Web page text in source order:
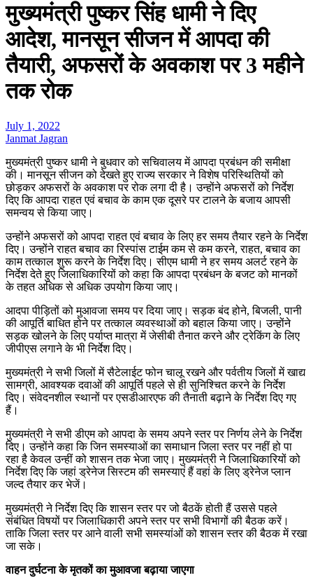
मुख्यमंत्री पुष्कर सिंह धामी ने दिए
आदेश, मानसून सीजन में आपदा की
तैयारी, अफसरों के अवकाश पर 3 महीने
तक रोक
July 1, 2022
Janmat Jagran
मुख्यमंत्री पुष्कर धामी ने बुधवार को सचिवालय में आपदा प्रबंधन की समीक्षा
की। मानसून सीजन को देखते हुए राज्य सरकार ने विशेष परिस्थितियों को
छोड़कर अफसरों के अवकाश पर रोक लगा दी है। उन्होंने अफसरों को निर्देश
दिए कि आपदा राहत एवं बचाव के काम एक दूसरे पर टालने के बजाय आपसी
समन्वय से किया जाए।
उन्होंने अफसरों को आपदा राहत एवं बचाव के लिए हर समय तैयार रहने के निर्देश
दिए। उन्होंने राहत बचाव का रिस्पांस टाईम कम से कम करने, राहत, बचाव का
काम तत्काल शुरू करने के निर्देश दिए। सीएम धामी ने हर समय अलर्ट रहने के
निर्देश देते हुए जिलाधिकारियों को कहा कि आपदा प्रबंधन के बजट को मानकों
के तहत अधिक से अधिक उपयोग किया जाए।
आदपा पीड़ितों को मुआवजा समय पर दिया जाए। सड़क बंद होने, बिजली, पानी
की आपूर्ति बाधित होने पर तत्काल व्यवस्थाओं को बहाल किया जाए। उन्होंने
सड़क खोलने के लिए पर्याप्त मात्रा में जेसीबी तैनात करने और ट्रेकिंग के लिए
जीपीएस लगाने के भी निर्देश दिए।
मुख्यमंत्री ने सभी जिलों में सैटेलाईट फोन चालू रखने और पर्वतीय जिलों में खाद्य
सामग्री, आवश्यक दवाओं की आपूर्ति पहले से ही सुनिश्चित करने के निर्देश
दिए। संवेदनशील स्थानों पर एसडीआरएफ की तैनाती बढ़ाने के निर्देश दिए गए
हैं।
मुख्यमंत्री ने सभी डीएम को आपदा के समय अपने स्तर पर निर्णय लेने के निर्देश
दिए। उन्होंने कहा कि जिन समस्याओं का समाधान जिला स्तर पर नहीं हो पा
रहा है केवल उन्हीं को शासन तक भेजा जाए। मुख्यमंत्री ने जिलाधिकारियों को
निर्देश दिए कि जहां ड्रेनेज सिस्टम की समस्याएं हैं वहां के लिए ड्रेनेज प्लान
जल्द तैयार कर भेजें।
मुख्यमंत्री ने निर्देश दिए कि शासन स्तर पर जो बैठकें होती हैं उससे पहले
संबंधित विषयों पर जिलाधिकारी अपने स्तर पर सभी विभागों की बैठक करें।
ताकि जिला स्तर पर आने वाली सभी समस्यांओं को शासन स्तर की बैठक में रखा
जा सके।
वाहन दुर्घटना के मृतकों का मुआवजा बढ़ाया जाएगा